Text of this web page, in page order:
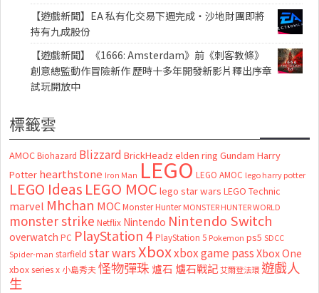
【遊戲新聞】EA 私有化交易下週完成・沙地財團即將
持有九成股份
【遊戲新聞】《1666: Amsterdam》前《刺客教條》
創意總監動作冒險新作 歷時十多年開發新影片釋出序章
試玩開放中
標籤雲
AMOC Biohazard Blizzard BrickHeadz elden ring Gundam Harry
Potter hearthstone Iron Man LEGO LEGO AMOC lego harry potter
LEGO Ideas LEGO MOC lego star wars LEGO Technic
marvel Mhchan MOC Monster Hunter MONSTER HUNTER WORLD
monster strike Netflix Nintendo Nintendo Switch
overwatch PC PlayStation 4 PlayStation 5 Pokemon ps5 SDCC
Spider-man starfield star warsXboxxbox game passXbox One
xbox series x 小島秀夫怪物彈珠 爐石 爐石戰記艾爾登法環 遊戲人
生